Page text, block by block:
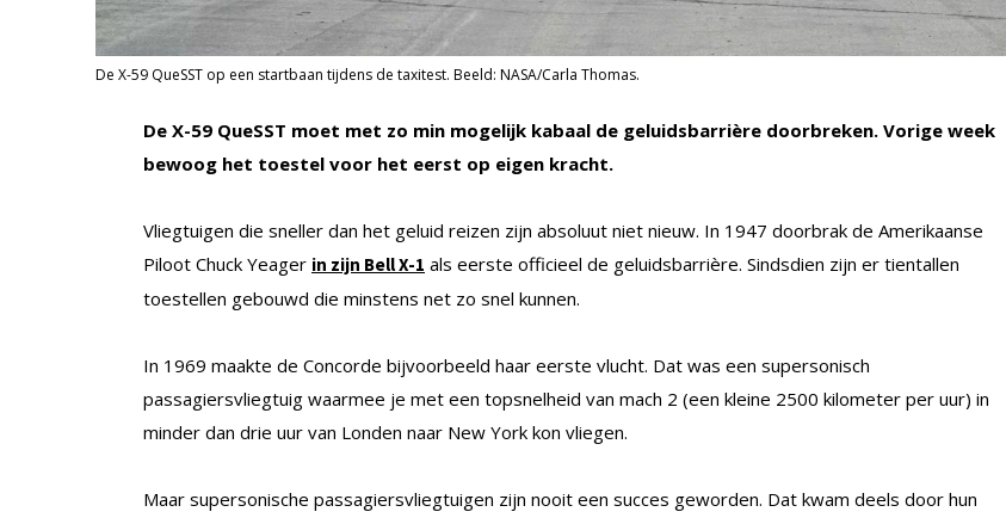
De X-59 QueSST op een startbaan tijdens de taxitest. Beeld: NASA/Carla Thomas.
De X-59 QueSST moet met zo min mogelijk kabaal de geluidsbarrière doorbreken. Vorige week
bewoog het toestel voor het eerst op eigen kracht.
Vliegtuigen die sneller dan het geluid reizen zijn absoluut niet nieuw. In 1947 doorbrak de Amerikaanse
Piloot Chuck Yeager in zijn Bell X-1 als eerste officieel de geluidsbarrière. Sindsdien zijn er tientallen
toestellen gebouwd die minstens net zo snel kunnen.
In 1969 maakte de Concorde bijvoorbeeld haar eerste vlucht. Dat was een supersonisch
passagiersvliegtuig waarmee je met een topsnelheid van mach 2 (een kleine 2500 kilometer per uur) in
minder dan drie uur van Londen naar New York kon vliegen.
Maar supersonische passagiersvliegtuigen zijn nooit een succes geworden. Dat kwam deels door hun